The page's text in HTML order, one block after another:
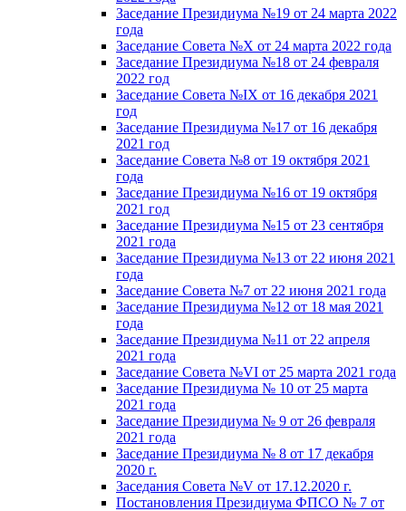
Заседание Президиума №19 от 24 марта 2022
года
Заседание Совета №X от 24 марта 2022 года
Заседание Президиума №18 от 24 февраля
2022 год
Заседание Совета №IX от 16 декабря 2021
год
Заседание Президиума №17 от 16 декабря
2021 год
Заседание Совета №8 от 19 октября 2021
года
Заседание Президиума №16 от 19 октября
2021 год
Заседание Президиума №15 от 23 сентября
2021 года
Заседание Президиума №13 от 22 июня 2021
года
Заседание Совета №7 от 22 июня 2021 года
Заседание Президиума №12 от 18 мая 2021
года
Заседание Президиума №11 от 22 апреля
2021 года
Заседание Совета №VI от 25 марта 2021 года
Заседание Президиума № 10 от 25 марта
2021 года
Заседание Президиума № 9 от 26 февраля
2021 года
Заседание Президиума № 8 от 17 декабря
2020 г.
Заседания Совета №V от 17.12.2020 г.
Постановления Президиума ФПСО № 7 от